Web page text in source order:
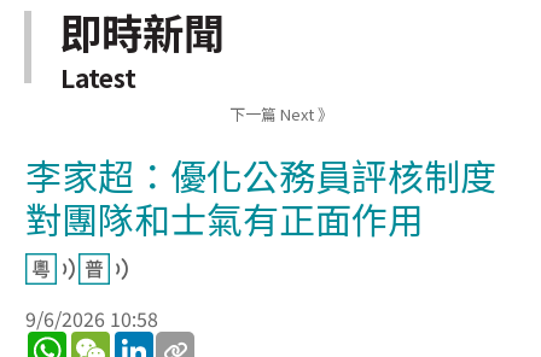
即時新聞
Latest
下一篇 Next 》
李家超：優化公務員評核制度
對團隊和士氣有正面作用
9/6/2026 10:58
WhatsApp
WeChatLinkedIn